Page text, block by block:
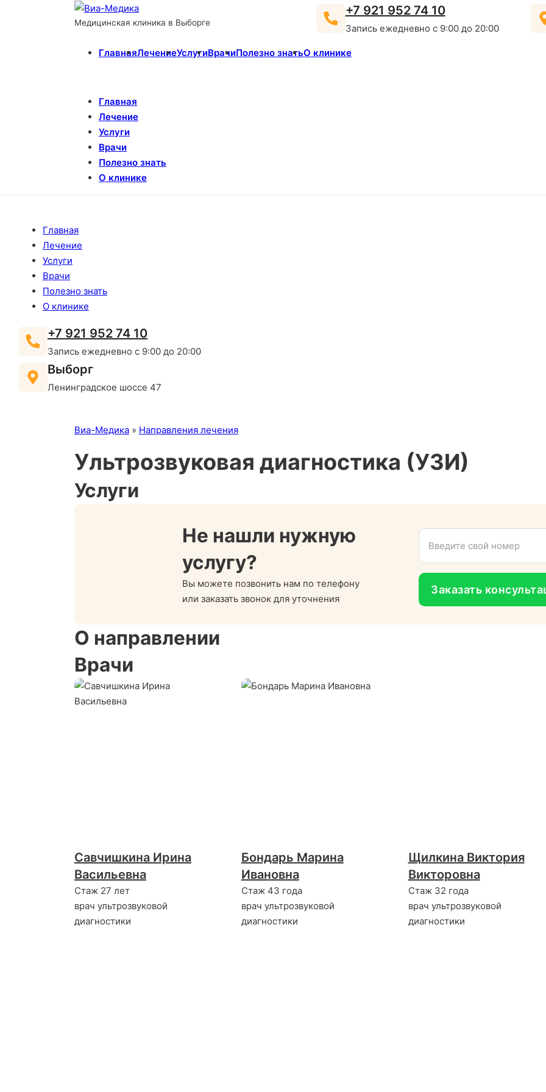
Медицинская клиника в Выборге
+7 921 952 74 10
Запись ежедневно с 9:00 до 20:00
ГлавнаяЛечениеУслугиВрачиПолезно знатьО клинике
Главная
Лечение
Услуги
Врачи
Полезно знать
О клинике
Главная
Лечение
Услуги
Врачи
Полезно знать
О клинике
+7 921 952 74 10
Запись ежедневно с 9:00 до 20:00
Выборг
Ленинградское шоссе 47
Виа-Медика » Направления лечения
Ультрозвуковая диагностика (УЗИ)
Услуги
Не нашли нужную
услугу?
Вы можете позвонить нам по телефону
или заказать звонок для уточнения
Заказать
О направлении
Врачи
Савчишкина Ирина
Васильевна
Стаж 27 лет
врач ультрозвуковой
диагностики
Бондарь Марина
Ивановна
Стаж 43 года
врач ультрозвуковой
диагностики
Щилкина Виктория
Викторовна
Стаж 32 года
врач ультрозвуковой
диагностики